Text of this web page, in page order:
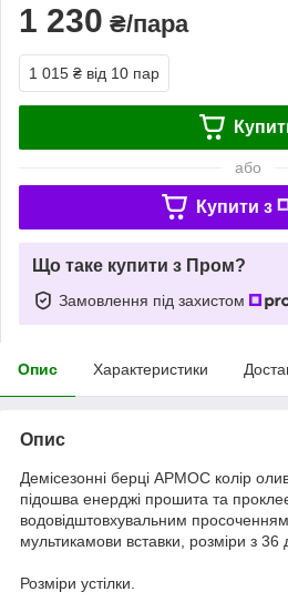
1 230 ₴/пара
1 015 ₴ від 10 пар
або
Купити з
Що таке купити з Пром?
Замовлення під захистом
Опис Характеристики
Опис
Демісезонні берці АРМОС колір
підошва енерджі прошита та
водовідштовхувальним
мультикамови вставки, розміри з 36
Розміри устілки.